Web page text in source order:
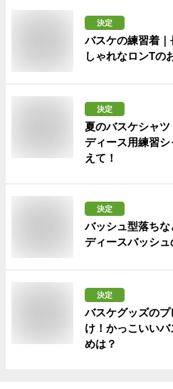
決定
バスケの練習着
しゃれなロンTの
決定
夏のバスケシャ
ディース用練習
えて！
決定
バッシュ型落ち
ディースバッシュ
決定
バスケグッズの
け！かっこいい
めは？